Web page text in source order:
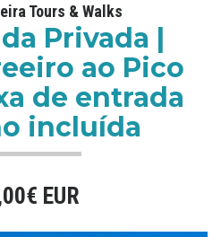
Tours & Walks
Privada |
ao Pico
de entrada
incluída
EUR